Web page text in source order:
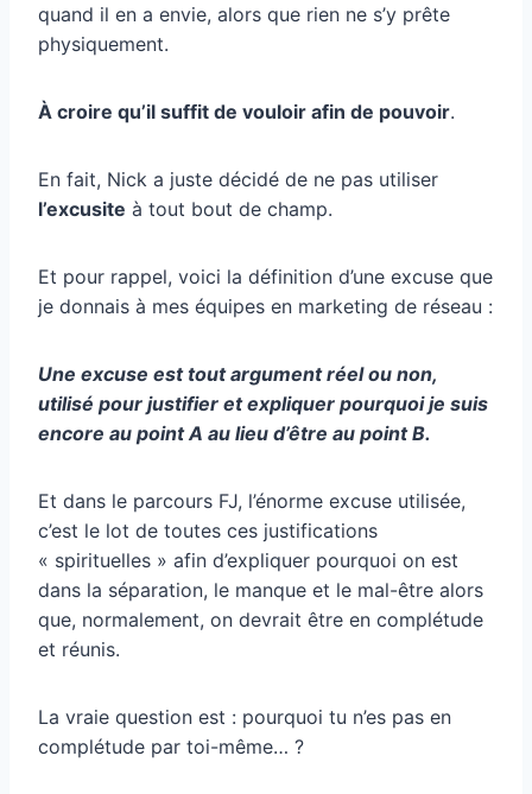
quand il en a envie, alors que rien ne s’y prête
physiquement.
À croire qu’il suffit de vouloir afin de pouvoir.
En fait, Nick a juste décidé de ne pas utiliser
l’excusite à tout bout de champ.
Et pour rappel, voici la définition d’une excuse que
je donnais à mes équipes en marketing de réseau :
Une excuse est tout argument réel ou non,
utilisé pour justifier et expliquer pourquoi je suis
encore au point A au lieu d’être au point B.
Et dans le parcours FJ, l’énorme excuse utilisée,
c’est le lot de toutes ces justifications
« spirituelles » afin d’expliquer pourquoi on est
dans la séparation, le manque et le mal-être alors
que, normalement, on devrait être en complétude
et réunis.
La vraie question est : pourquoi tu n’es pas en
complétude par toi-même… ?